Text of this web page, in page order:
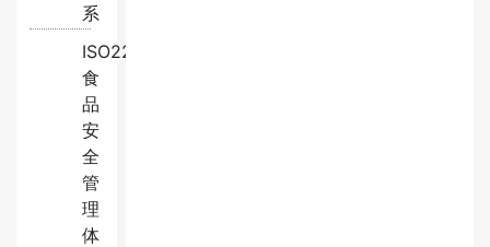
系
ISO22000:2018
食
品
安
全
管
理
体